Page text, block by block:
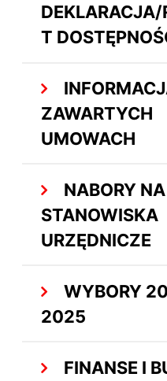
DEKLARACJA/
T
ZAWARTYCH
UMOWACH
NABORY NA
STANOWISKA
URZĘDNICZE
WYBORY
2025
FINANSE I